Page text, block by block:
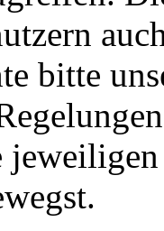
bitte